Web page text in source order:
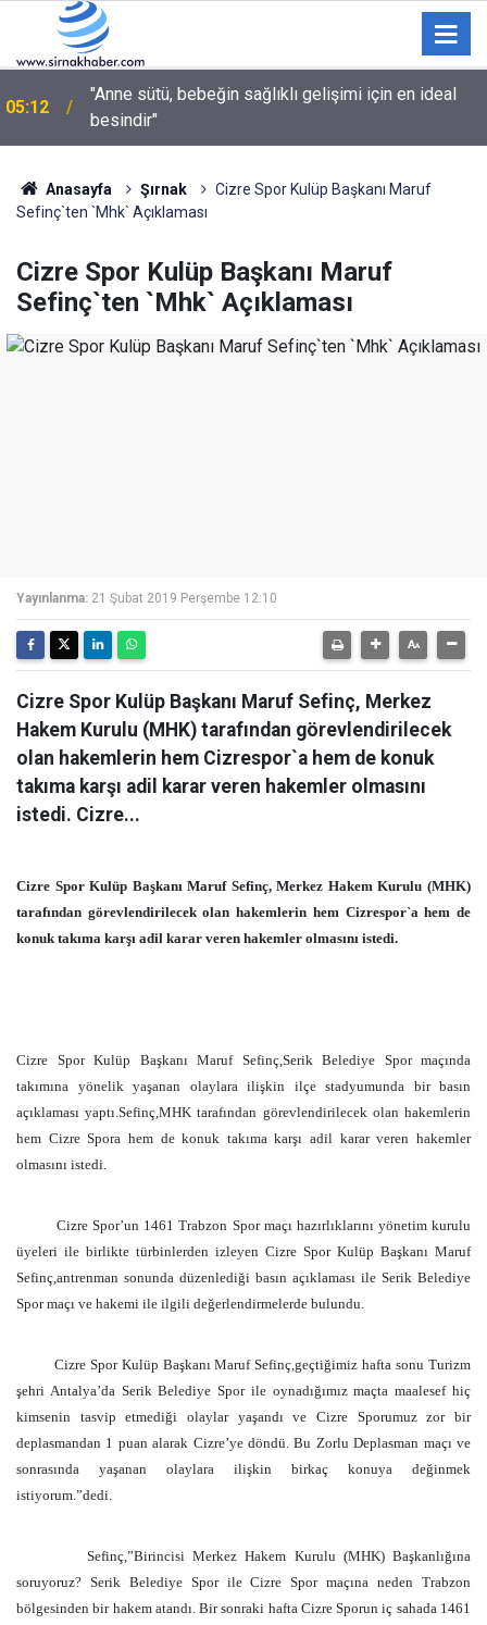
03:35 Sulama kanalına giren genç hayatını kaybetti
Anasayfa Şırnak
Cizre Spor Kulüp Başkanı Maruf
Sefinç`ten `Mhk` Açıklaması
Cizre Spor Kulüp Başkanı Maruf
Sefinç`ten `Mhk` Açıklaması
Yayınlanma: 21 Şubat 2019 Perşembe 12:10
Cizre Spor Kulüp Başkanı Maruf Sefinç, Merkez
Hakem Kurulu (MHK) tarafından görevlendirilecek
olan hakemlerin hem Cizrespor`a hem de konuk
takıma karşı adil karar veren hakemler olmasını
istedi. Cizre...
Cizre Spor Kulüp Başkanı Maruf Sefinç, Merkez Hakem Kurulu (MHK)
tarafından görevlendirilecek olan hakemlerin hem Cizrespor`a hem de
konuk takıma karşı adil karar veren hakemler olmasını istedi.
Cizre Spor Kulüp Başkanı Maruf Sefinç,Serik Belediye Spor maçında
takımına yönelik yaşanan olaylara ilişkin ilçe stadyumunda bir basın
açıklaması yaptı.Sefinç,MHK tarafından görevlendirilecek olan hakemlerin
hem Cizre Spora hem de konuk takıma karşı adil karar veren hakemler
olmasını istedi.
Cizre Spor’un 1461 Trabzon Spor maçı hazırlıklarını yönetim kurulu
üyeleri ile birlikte türbinlerden izleyen Cizre Spor Kulüp Başkanı Maruf
Sefinç,antrenman sonunda düzenlediği basın açıklaması ile Serik Belediye
Spor maçı ve hakemi ile ilgili değerlendirmelerde bulundu.
Cizre Spor Kulüp Başkanı Maruf Sefinç,geçtiğimiz hafta sonu Turizm
şehri Antalya’da Serik Belediye Spor ile oynadığımız maçta maalesef hiç
kimsenin tasvip etmediği olaylar yaşandı ve Cizre Sporumuz zor bir
deplasmandan 1 puan alarak Cizre’ye döndü. Bu Zorlu Deplasman maçı ve
sonrasında yaşanan olaylara ilişkin birkaç konuya değinmek
istiyorum.”dedi.
Sefinç,”Birincisi Merkez Hakem Kurulu (MHK) Başkanlığına
soruyoruz? Serik Belediye Spor ile Cizre Spor maçına neden Trabzon
bölgesinden bir hakem atandı. Bir sonraki hafta Cizre Sporun iç sahada 1461